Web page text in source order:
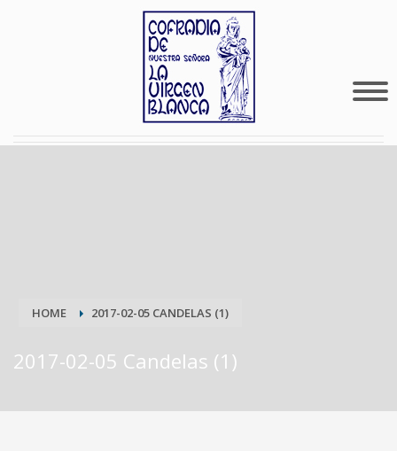
HOME 2017-02-05 CANDELAS (1)
2017-02-05 Candelas (1)